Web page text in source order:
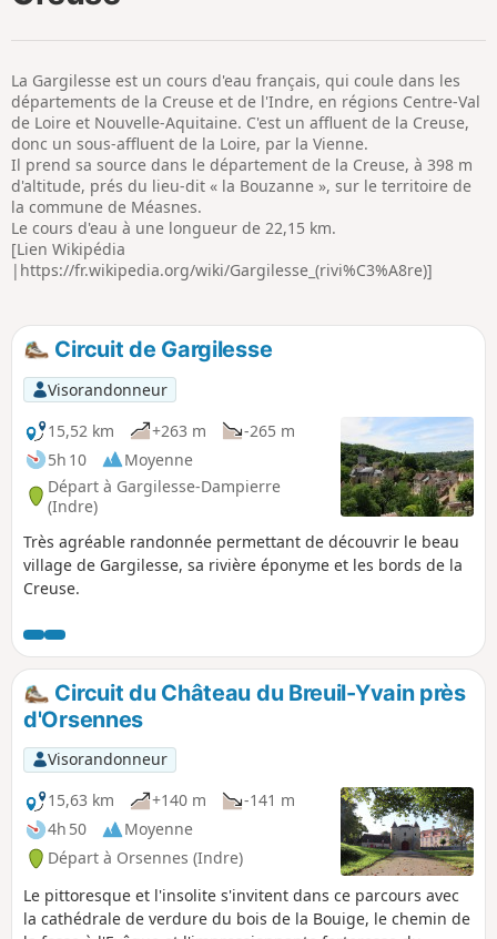
La Gargilesse est un cours d'eau français, qui coule dans les
départements de la Creuse et de l'Indre, en régions Centre-Val
de Loire et Nouvelle-Aquitaine. C'est un affluent de la Creuse,
donc un sous-affluent de la Loire, par la Vienne.
Il prend sa source dans le département de la Creuse, à 398 m
d'altitude, prés du lieu-dit « la Bouzanne », sur le territoire de
la commune de Méasnes.
Le cours d'eau à une longueur de 22,15 km.
[Lien Wikipédia
|https://fr.wikipedia.org/wiki/Gargilesse_(rivi%C3%A8re)]
Circuit de Gargilesse
Visorandonneur
15,52 km
+263 m
-265 m
5h 10
Moyenne
Départ à Gargilesse-Dampierre
(Indre)
Très agréable randonnée permettant de découvrir le beau
village de Gargilesse, sa rivière éponyme et les bords de la
Creuse.
Circuit du Château du Breuil-Yvain près
d'Orsennes
Visorandonneur
15,63 km
+140 m
-141 m
4h 50
Moyenne
Départ à Orsennes (Indre)
Le pittoresque et l'insolite s'invitent dans ce parcours avec
la cathédrale de verdure du bois de la Bouige, le chemin de